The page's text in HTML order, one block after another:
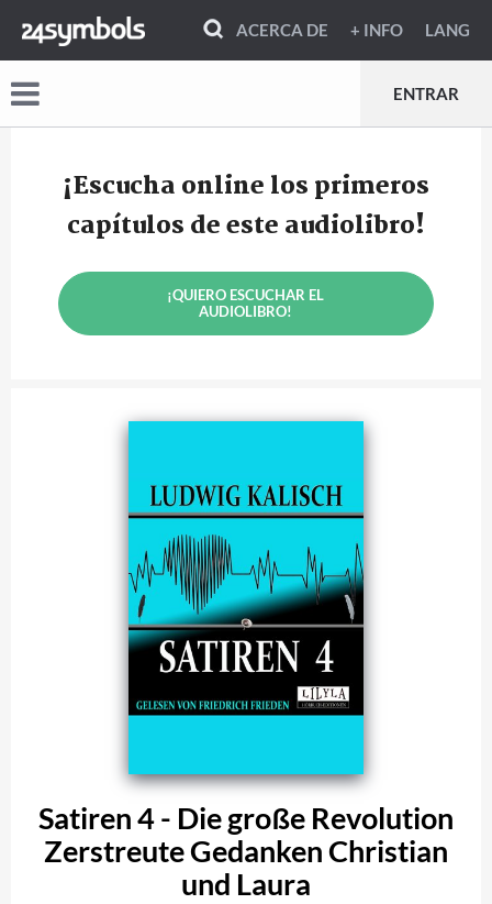
ACERCA DE + INFO LANG
ENTRAR
¡Escucha online los primeros
capítulos de este audiolibro!
¡QUIERO ESCUCHAR EL
AUDIOLIBRO!
Satiren 4 - Die große Revolution
Zerstreute Gedanken Christian
und Laura